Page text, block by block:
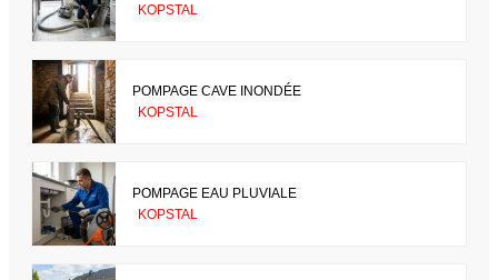
KOPSTAL
POMPAGE CAVE INONDÉE
KOPSTAL
POMPAGE EAU PLUVIALE
KOPSTAL